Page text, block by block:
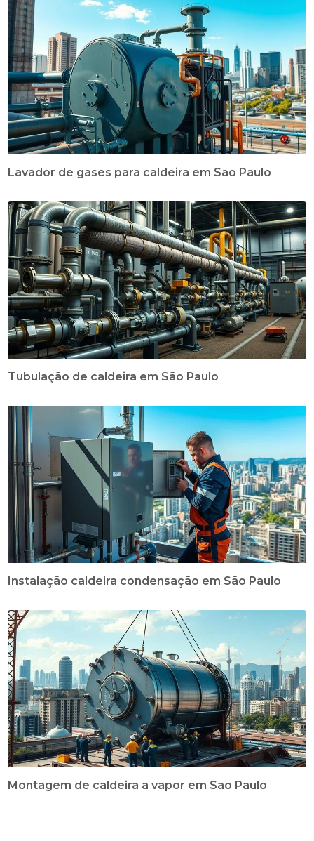
Lavador de gases para caldeira em São Paulo
Tubulação de caldeira em São Paulo
Instalação caldeira condensação em São Paulo
Montagem de caldeira a vapor em São Paulo